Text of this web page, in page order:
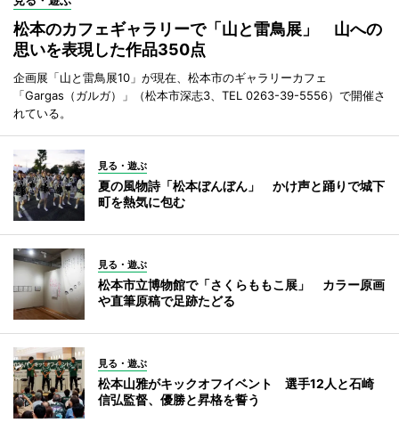
松本のカフェギャラリーで「山と雷鳥展」 山への
思いを表現した作品350点
企画展「山と雷鳥展10」が現在、松本市のギャラリーカフェ
「Gargas（ガルガ）」（松本市深志3、TEL 0263-39-5556）で開催さ
れている。
見る・遊ぶ
夏の風物詩「松本ぼんぼん」 かけ声と踊りで城下
町を熱気に包む
見る・遊ぶ
松本市立博物館で「さくらももこ展」 カラー原画
や直筆原稿で足跡たどる
見る・遊ぶ
松本山雅がキックオフイベント 選手12人と石崎
信弘監督、優勝と昇格を誓う